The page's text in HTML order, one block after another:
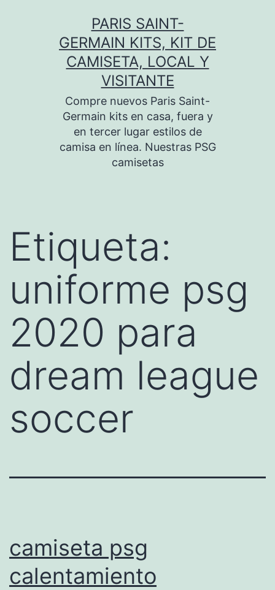
PARIS SAINT-
GERMAIN KITS, KIT DE
CAMISETA, LOCAL Y
VISITANTE
Compre nuevos Paris Saint-
Germain kits en casa, fuera y
en tercer lugar estilos de
camisa en línea. Nuestras PSG
camisetas
Etiqueta:
uniforme psg
2020 para
dream league
soccer
camiseta psg
calentamiento